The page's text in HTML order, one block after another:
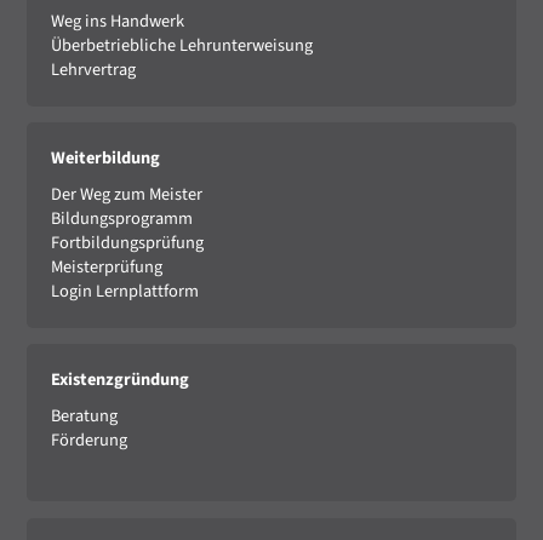
Weg ins Handwerk
Überbetriebliche Lehrunterweisung
Lehrvertrag
Weiterbildung
Der Weg zum Meister
Bildungsprogramm
Fortbildungsprüfung
Meisterprüfung
Login Lernplattform
Existenzgründung
Beratung
Förderung